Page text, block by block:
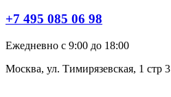
+7 495 085 06 98
Ежедневно с 9:00 до 18:00
Москва, ул. Тимирязевская, 1 стр 3